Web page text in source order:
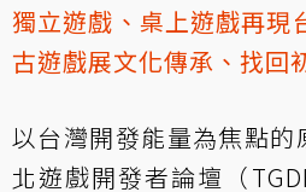
獨立遊戲、桌上遊戲再現
古遊戲展文化傳承、找回
以台灣開發能量為焦點的
北遊戲開發者論壇（